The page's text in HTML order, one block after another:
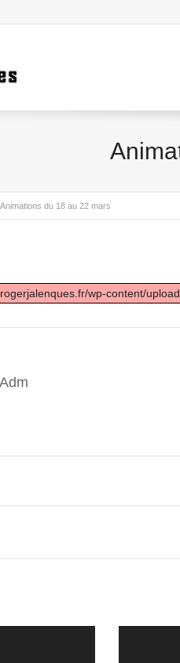
Animations du 18 au 22 mars
wp-content/